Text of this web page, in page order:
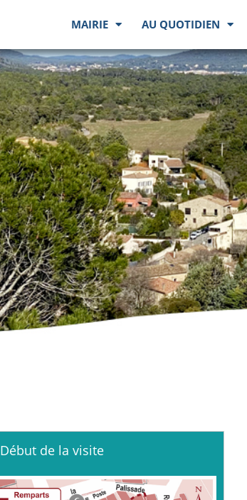
MAIRIE AU QUOTIDIEN
Début de la visite